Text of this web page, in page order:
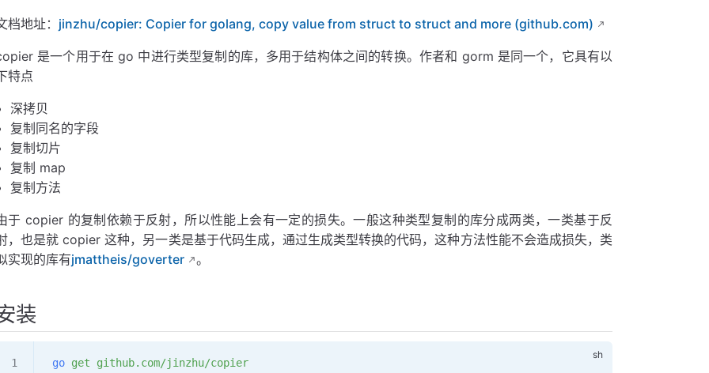
档地址： jinzhu/copier: Copier for golang, copy value from struct to struct and more (github.com)
是一个用于在 go 中进行类型复制的库，多用于结构体之间的转换。作者和 gorm 是同一个，它具有以
特点
深拷贝
复制同名的字段
复制切片
复制 map
复制方法
于 copier 的复制依赖于反射，所以性能上会有一定的损失。一般这种类型复制的库分成两类，一类基于反
，也是就 copier 这种，另一类是基于代码生成，通过生成类型转换的代码，这种方法性能不会造成损失，类
实现的库有jmattheis/goverter 。
装
go get github.com/jinzhu/copier